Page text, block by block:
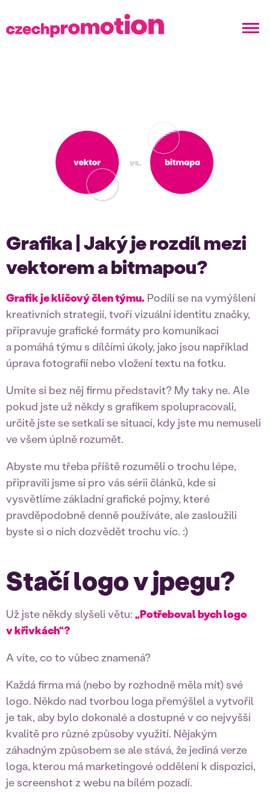
Grafika | Jaký je rozdíl mezi
vektorem a bitmapou?
Grafik je klíčový člen týmu. Podílí se na vymýšlení
kreativních strategií, tvoří vizuální identitu značky,
připravuje grafické formáty pro komunikaci
a pomáhá týmu s dílčími úkoly, jako jsou například
úprava fotografií nebo vložení textu na fotku.
Umíte si bez něj firmu představit? My taky ne. Ale
pokud jste už někdy s grafikem spolupracovali,
určitě jste se setkali se situací, kdy jste mu nemuseli
ve všem úplně rozumět.
Abyste mu třeba příště rozuměli o trochu lépe,
připravili jsme si pro vás sérii článků, kde si
vysvětlíme základní grafické pojmy, které
pravděpodobně denně používáte, ale zasloužili
byste si o nich dozvědět trochu víc. :)
Stačí logo v jpegu?
Už jste někdy slyšeli větu:„Potřeboval bych logo
v křivkách“?
A víte, co to vůbec znamená?
Každá firma má (nebo by rozhodně měla mít) své
logo. Někdo nad tvorbou loga přemýšlel a vytvořil
je tak, aby bylo dokonalé a dostupné v co nejvyšší
kvalitě pro různé způsoby využití. Nějakým
záhadným způsobem se ale stává, že jediná verze
loga, kterou má marketingové oddělení k dispozici,
je screenshot z webu na bílém pozadí.